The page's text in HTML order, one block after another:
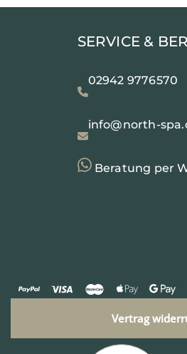
SERVICE &
02942 9776570
info@north-
Beratung per
Vertrag